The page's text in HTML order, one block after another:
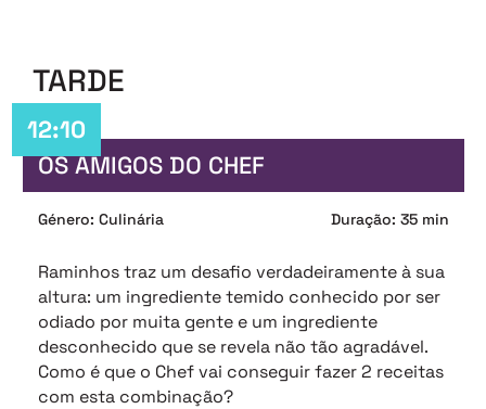
TARDE
12:10
OS AMIGOS DO CHEF
Género: Culinária Duração: 35 min
Raminhos traz um desafio verdadeiramente à sua
altura: um ingrediente temido conhecido por ser
odiado por muita gente e um ingrediente
desconhecido que se revela não tão agradável.
Como é que o Chef vai conseguir fazer 2 receitas
com esta combinação?